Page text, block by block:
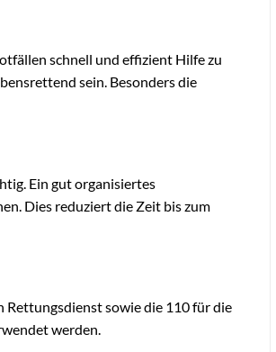
schnell und effizient Hilfe zu
sein. Besonders die
Ein gut organisiertes
Dies reduziert die Zeit bis zum
sowie die 110 für die
werden.